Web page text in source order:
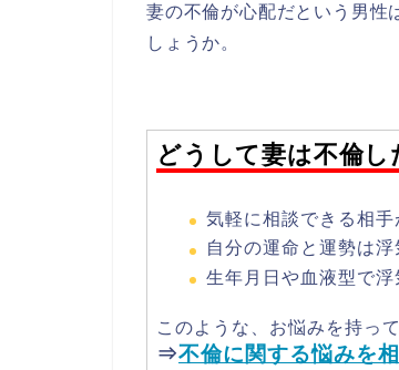
妻の不倫が心配だという男性
しょうか。
どうして妻は不倫
気軽に相談できる相手
自分の運命と運勢は浮
生年月日や血液型で
このような、お悩みを持っ
⇒不倫に関する悩みを